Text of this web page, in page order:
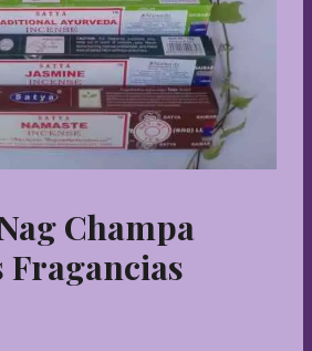
Champa
Fragancias